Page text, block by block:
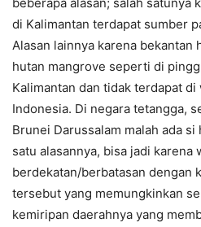
beberapa alasan; salah satunya
di Kalimantan terdapat sumber
Alasan lainnya karena bekantan
hutan mangrove seperti di
Kalimantan dan tidak terdapat di
Indonesia. Di negara tetangga,
Brunei Darussalam malah ada
satu alasannya, bisa jadi karena
berdekatan/berbatasan dengan
tersebut yang memungkinkan
kemiripan daerahnya yang